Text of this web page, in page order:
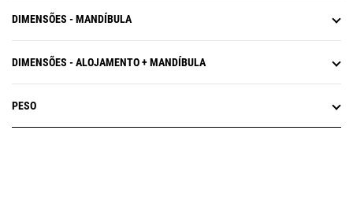
DIMENSÕES - MANDÍBULA
DIMENSÕES - ALOJAMENTO + MANDÍBULA
PESO